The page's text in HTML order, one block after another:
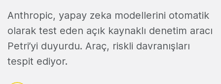
Anthropic, yapay zeka modellerini otomatik
olarak test eden açık kaynaklı denetim aracı
Petri’yi duyurdu. Araç, riskli davranışları
tespit ediyor.